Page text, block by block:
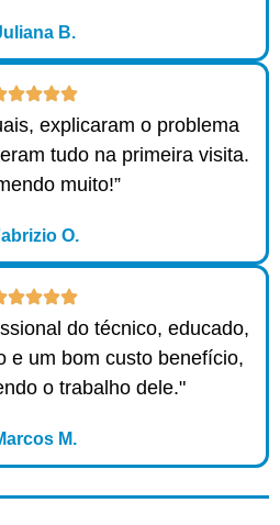
B.
explicaram o problema
tudo na primeira visita.
muito!”
O.
do técnico, educado,
e um bom custo benefício,
o trabalho dele."
M.